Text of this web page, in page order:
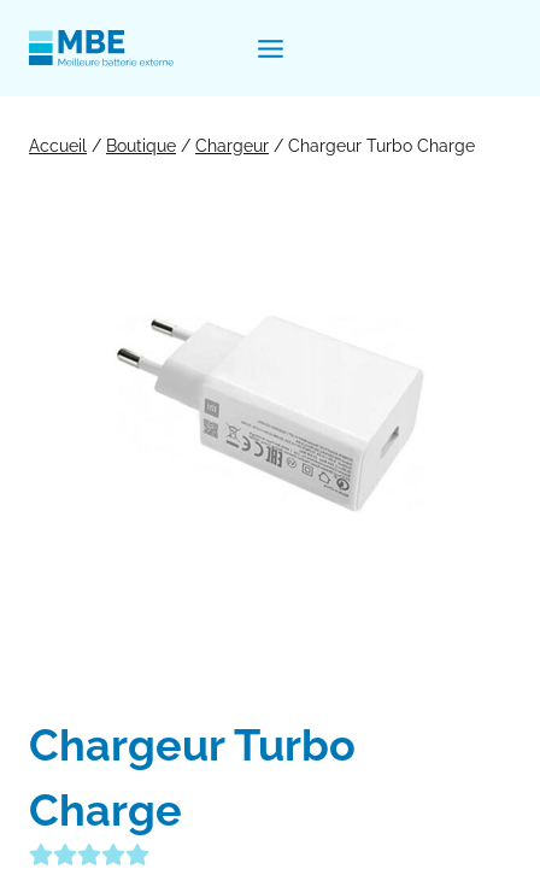
Accueil / Boutique / Chargeur / Chargeur Turbo Charge
Chargeur Turbo
Charge